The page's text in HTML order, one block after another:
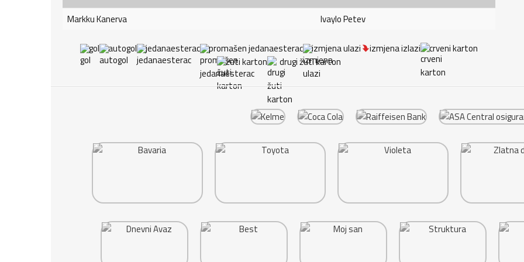
Markku Kanerva
Ivaylo Petev
gol autogol jedanaesterac promašen jedanaesterac izmjena ulazi izmjena izlazi
crveni karton
žuti karton
drugi žuti karton